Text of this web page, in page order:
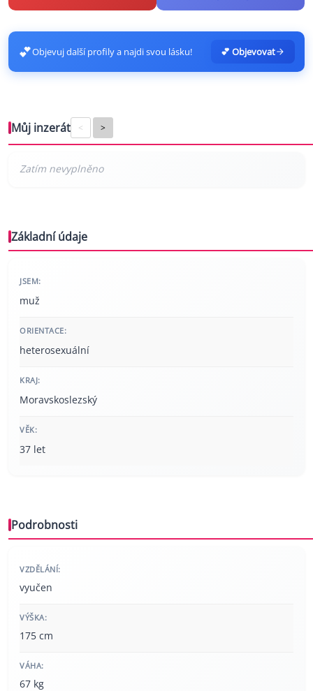
💕Objevuj další profily a najdi svou lásku! 💕 Objevovat
Můj inzerát < >
Základní údaje
JSEM:
muž
ORIENTACE:
heterosexuální
KRAJ:
Moravskoslezský
VĚK:
37 let
Podrobnosti
VZDĚLÁNÍ:
vyučen
VÝŠKA:
175 cm
VÁHA:
67 kg